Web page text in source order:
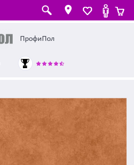
ПрофиПол